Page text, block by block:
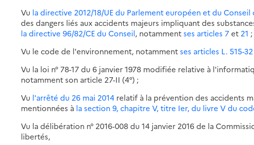
Vu la directive 2012/18/UE du Parlement européen et du Conseil
des dangers liés aux accidents majeurs impliquant des
la directive 96/82/CE du Conseil, notammentses articles 7et 21 ;
Vu le code de l'environnement, notammentses articles L. 515-32
Vu la loi n° 78-17 du 6 janvier 1978 modifiée relative à
notamment son article 27-II (4°) ;
Vu l'arrêté du 26 mai 2014 relatif à la prévention des accidents
mentionnées à la section 9, chapitre V, titre Ier, du livre V du
Vu la délibération n° 2016-008 du 14 janvier 2016 de la
libertés,